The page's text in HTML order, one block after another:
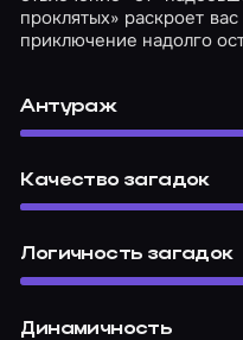
проклятых» раскроет
приключение надолго
Антураж
Качество загадок
Логичность загадок
Динамичность